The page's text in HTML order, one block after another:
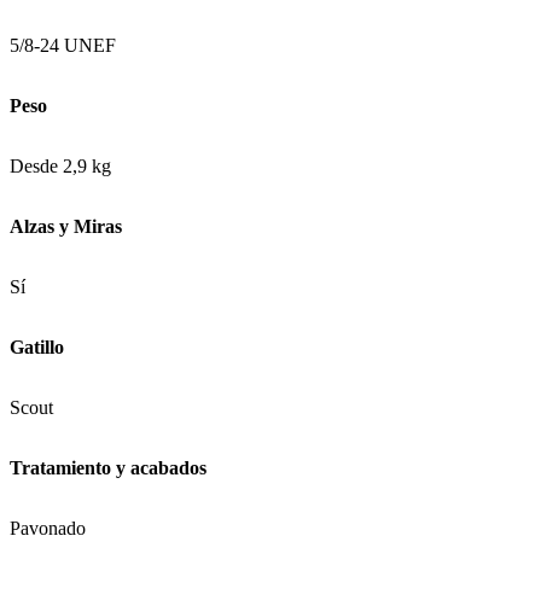
5/8-24 UNEF
Peso
Desde 2,9 kg
Alzas y Miras
Sí
Gatillo
Scout
Tratamiento y acabados
Pavonado